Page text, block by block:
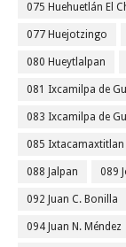
075 Huehuetlán El
077 Huejotzingo
080 Hueytlalpan
081 Ixcamilpa de
083 Ixcamilpa de
085 Ixtacamaxtitlan
088 Jalpan 089
092 Juan C. Bonilla
094 Juan N. Méndez